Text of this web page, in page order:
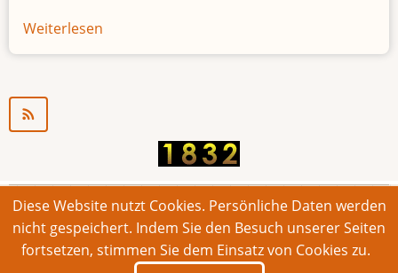
Weiterlesen
Jugendarbeitslosigkeit
© 2026 Bonner Aufruf. Alle Rechte vorbehalten.
Footer
Impressum Kontakt Intern
Diese Website nutzt Cookies. Persönliche Daten werden
nicht gespeichert. Indem Sie den Besuch unserer Seiten
fortsetzen, stimmen Sie dem Einsatz von Cookies zu.